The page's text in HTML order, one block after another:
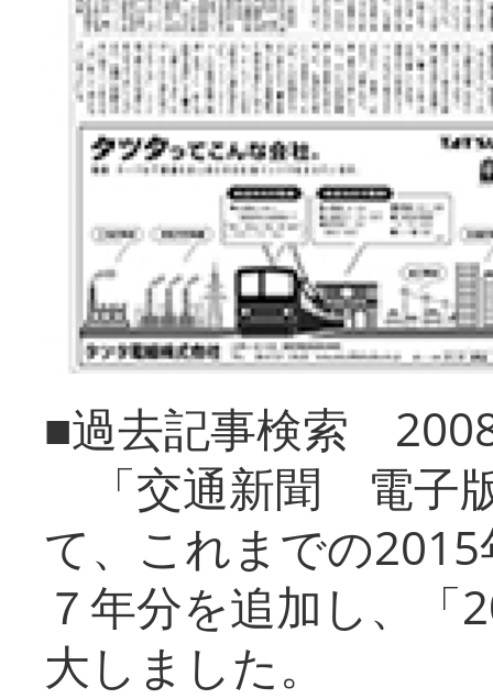
■過去記事検索
「交通新聞 電子
て、これまでの
７年分を追加し、「
大しまし